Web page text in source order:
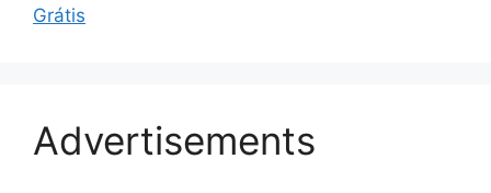
Grátis
Advertisements